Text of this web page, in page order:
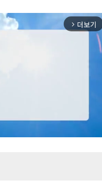
arrow_forward_ios 더보기